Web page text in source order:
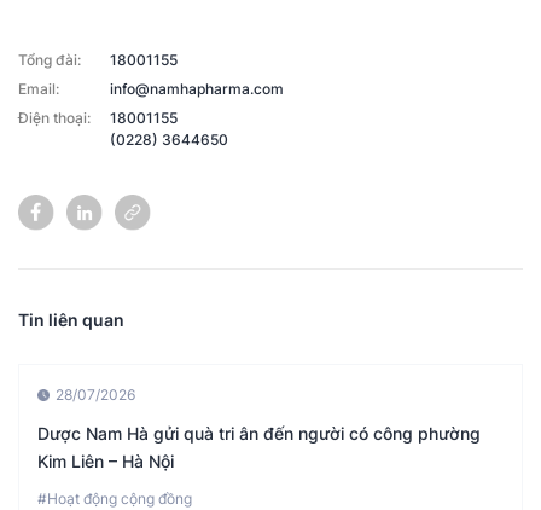
Tổng đài:
18001155
Email:
info@namhapharma.com
Điện thoại:
18001155
(0228) 3644650
Tin liên quan
28/07/2026
Dược Nam Hà gửi quà tri ân đến người có công phường
Kim Liên – Hà Nội
#Hoạt động cộng đồng